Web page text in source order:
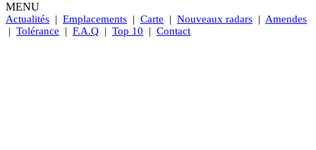
MENU
Actualités | Emplacements | Carte | Nouveaux radars | Amendes
| Tolérance | F.A.Q | Top 10 | Contact